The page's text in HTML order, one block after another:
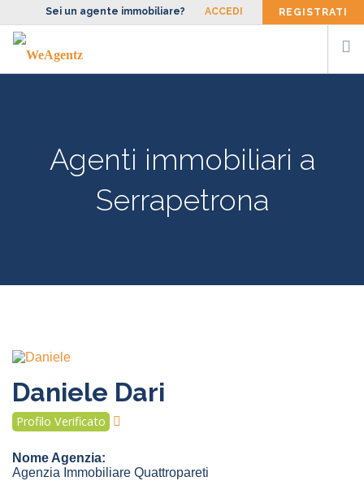
Sei un agente immobiliare? ACCEDI REGISTRATI
FACCIAMOAgenti immobiliari a
Serrapetrona
Daniele Dari
Profilo Verificato
Nome Agenzia:
Agenzia Immobiliare Quattropareti